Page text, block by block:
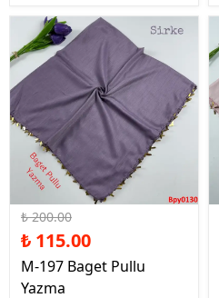
%43 İndirim
₺ 200.00
₺ 115.00
M-197 Baget Pullu
Yazma